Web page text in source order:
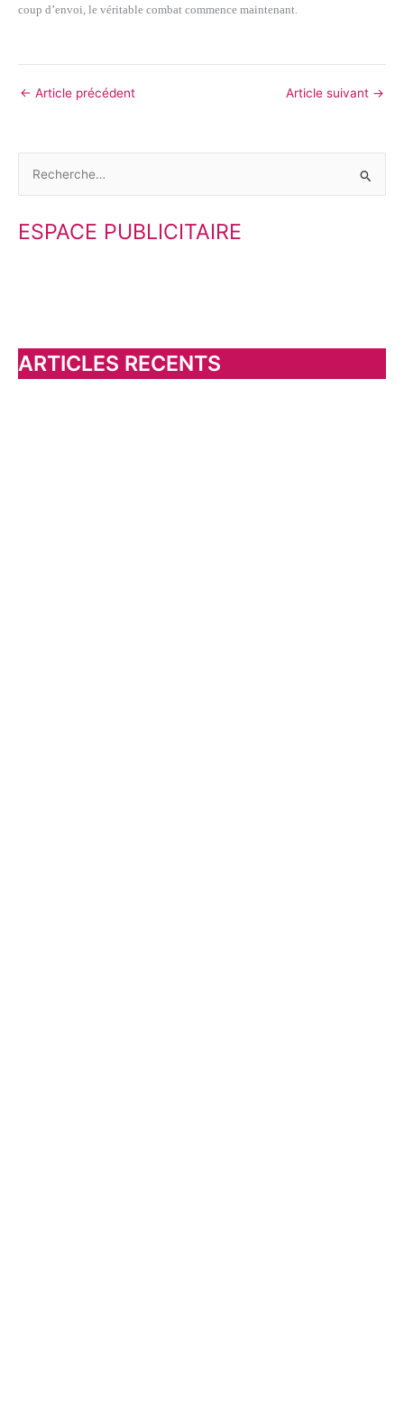
coup d’envoi, le véritable combat commence maintenant.
← Article précédent Article suivant →
c
h
e
ESPACE PUBLICITAIRE
ARTICLES RECENTS